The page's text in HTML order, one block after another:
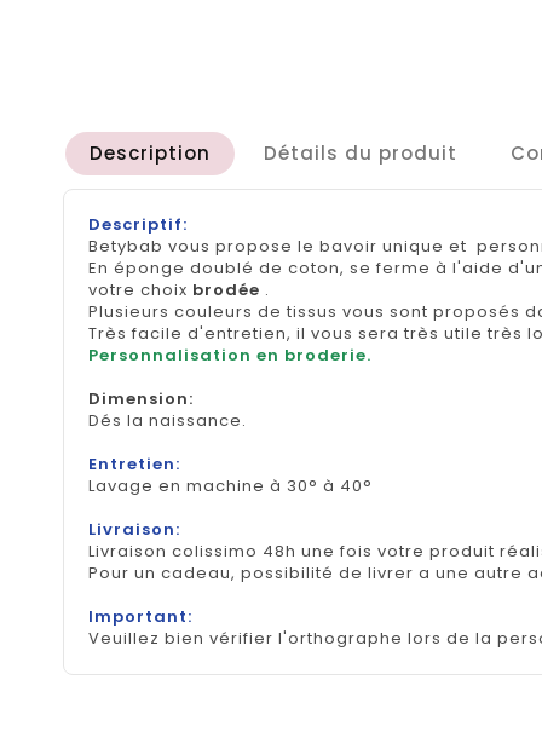
Description Détails du produit
Descriptif:
Betybab vous propose le bavoir unique et
En éponge doublé de coton, se ferme à l'aide
votre choix brodée .
Plusieurs couleurs de tissus vous sont proposés
Très facile d'entretien, il vous sera très utile très
Personnalisation en broderie.
Dimension:
Dés la naissance.
Entretien:
Lavage en machine à 30° à 40°
Livraison:
Livraison colissimo 48h une fois votre produit
Pour un cadeau, possibilité de livrer a une autre
Important:
Veuillez bien vérifier l'orthographe lors de la